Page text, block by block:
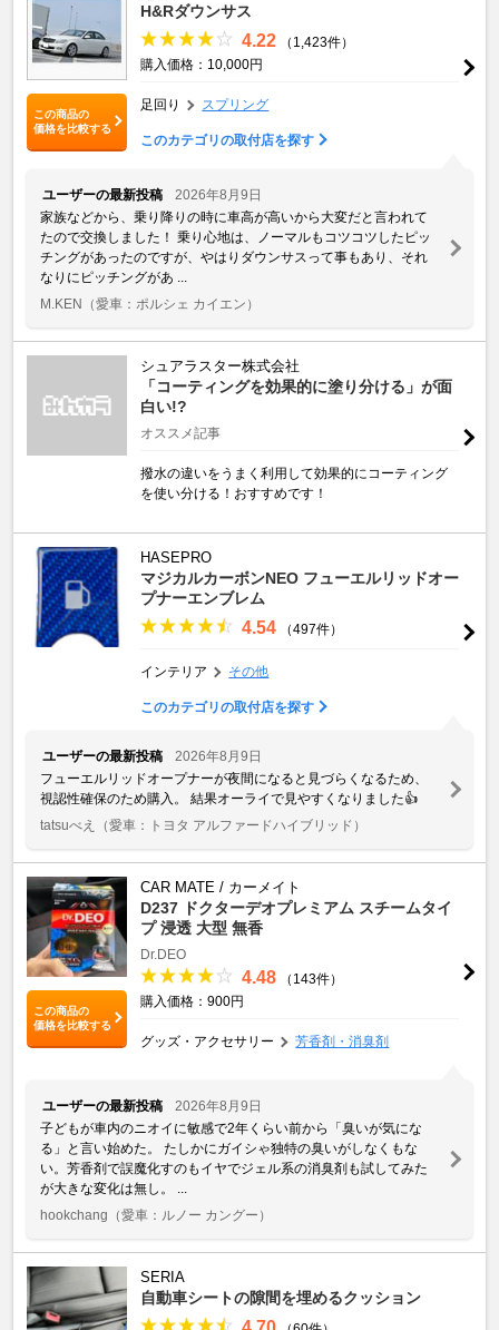
この商品の
価格を比較する
H&Rダウンサス
4.22
（1,423件）
購入価格：10,000円
足回り スプリング
このカテゴリの取付店を探す
ユーザーの最新投稿
2026年8月9日
家族などから、乗り降りの時に車高が高いから大変だと言われて
たので交換しました！ 乗り心地は、ノーマルもコツコツしたピッ
チングがあったのですが、やはりダウンサスって事もあり、それ
なりにピッチングがあ ...
M.KEN （愛車：ポルシェ カイエン）
シュアラスター株式会社
「コーティングを効果的に塗り分ける」が面
白い!?
オススメ記事
撥水の違いをうまく利用して効果的にコーティング
を使い分ける！おすすめです！
HASEPRO
マジカルカーボンNEO フューエルリッドオー
プナーエンブレム
4.54 （497件）
インテリア その他
このカテゴリの取付店を探す
ユーザーの最新投稿
2026年8月9日
フューエルリッドオープナーが夜間になると見づらくなるため、
視認性確保のため購入。 結果オーライで見やすくなりました👍
tatsuべえ
（愛車：トヨタ アルファードハイブリッド）
この商品の
価格を比較する
CAR MATE / カーメイト
D237 ドクターデオプレミアム スチームタイ
プ 浸透 大型 無香
Dr.DEO
4.48
（143件）
購入価格：900円
グッズ・アクセサリー 芳香剤・消臭剤
ユーザーの最新投稿
2026年8月9日
子どもが車内のニオイに敏感で2年くらい前から「臭いが気にな
る」と言い始めた。 たしかにガイシゃ独特の臭いがしなくもな
い。芳香剤で誤魔化すのもイヤでジェル系の消臭剤も試してみた
が大きな変化は無し。 ...
hookchang （愛車：ルノー カングー）
SERIA
自動車シートの隙間を埋めるクッション